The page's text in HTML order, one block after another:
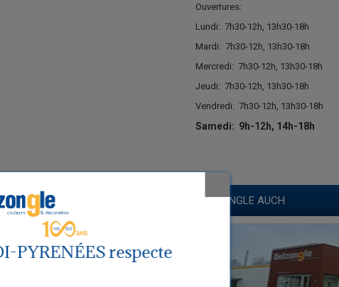
Ouvertures:
Lundi: 7h30-12h, 13h30-18h
Mardi: 7h30-12h, 13h30-18h
Mercredi: 7h30-12h, 13h30-18h
Jeudi: 7h30-12h, 13h30-18h
Vendredi: 7h30-12h, 13h30-18h
Samedi: 9h-12h, 14h-18h
DELZONGLE AUCH
PYRENÉES respecte